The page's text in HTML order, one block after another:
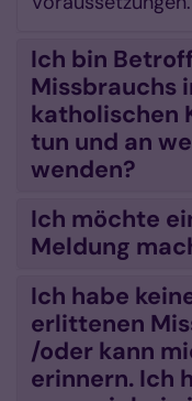
Ich bin
Missbrauchs
katholischen
tun und an
wenden?
Ich möchte
Meldung
Ich habe
erlittenen
/oder kann
erinnern. Ich